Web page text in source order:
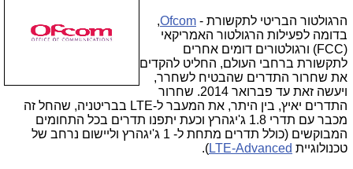
הרגולטור הבריטי לתקשורת - Ofcom
,
בדומה לפעילות הרגולטור האמריקאי
(FCC) ורגולטורים דומים אחרים
לתקשורת ברחבי העולם, החליט להקדים
את שחרור התדרים שהבטיח לשחרר,
ויעשה זאת עד פברואר 2014. שחרור
התדרים יאיץ, בין היתר, את המעבר ל-LTE בבריטניה, שהחל זה
מכבר עם תדרי 1.8 ג'יגהרץ וכעת יתפנו תדרים בכל התחומים
המבוקשים (כולל תדרים מתחת ל- 1 ג'יגהרץ וליישום נרחב של
טכנולוגיית LTE-Advanced
).